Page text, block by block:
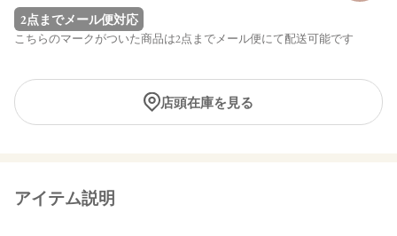
2点までメール便対応
こちらのマークがついた商品は2点までメール便にて配送可能です
店頭在庫を見る
アイテム説明